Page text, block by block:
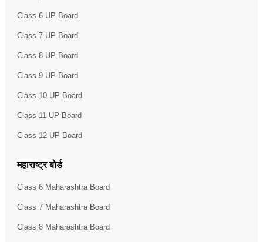
Class 6 UP Board
Class 7 UP Board
Class 8 UP Board
Class 9 UP Board
Class 10 UP Board
Class 11 UP Board
Class 12 UP Board
महाराष्ट्र बोर्ड
Class 6 Maharashtra Board
Class 7 Maharashtra Board
Class 8 Maharashtra Board